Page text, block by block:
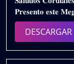
𝐏𝐫𝐞𝐬𝐞𝐧𝐭𝐨 𝐞𝐬𝐭𝐞